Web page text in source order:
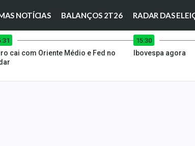
NOTÍCIAS BALANÇOS 2T26 RADAR DAS
cai com Oriente Médio e Fed no
15:30
Ibovespa agora